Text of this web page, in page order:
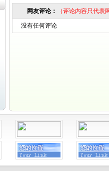
网友评论： （评论内容只代
没有任何评论